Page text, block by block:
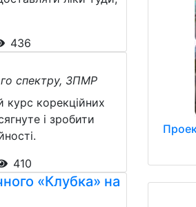
436
спектру, ЗПМР
курс корекційних
і зробити
410
«Клубка» на